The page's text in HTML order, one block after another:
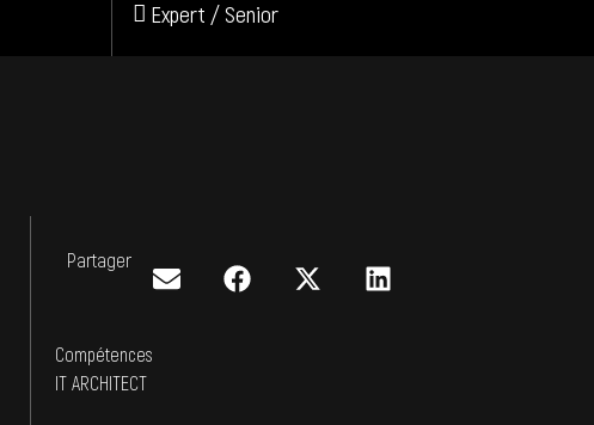
Expert / Senior
Partager
Compétences
IT ARCHITECT